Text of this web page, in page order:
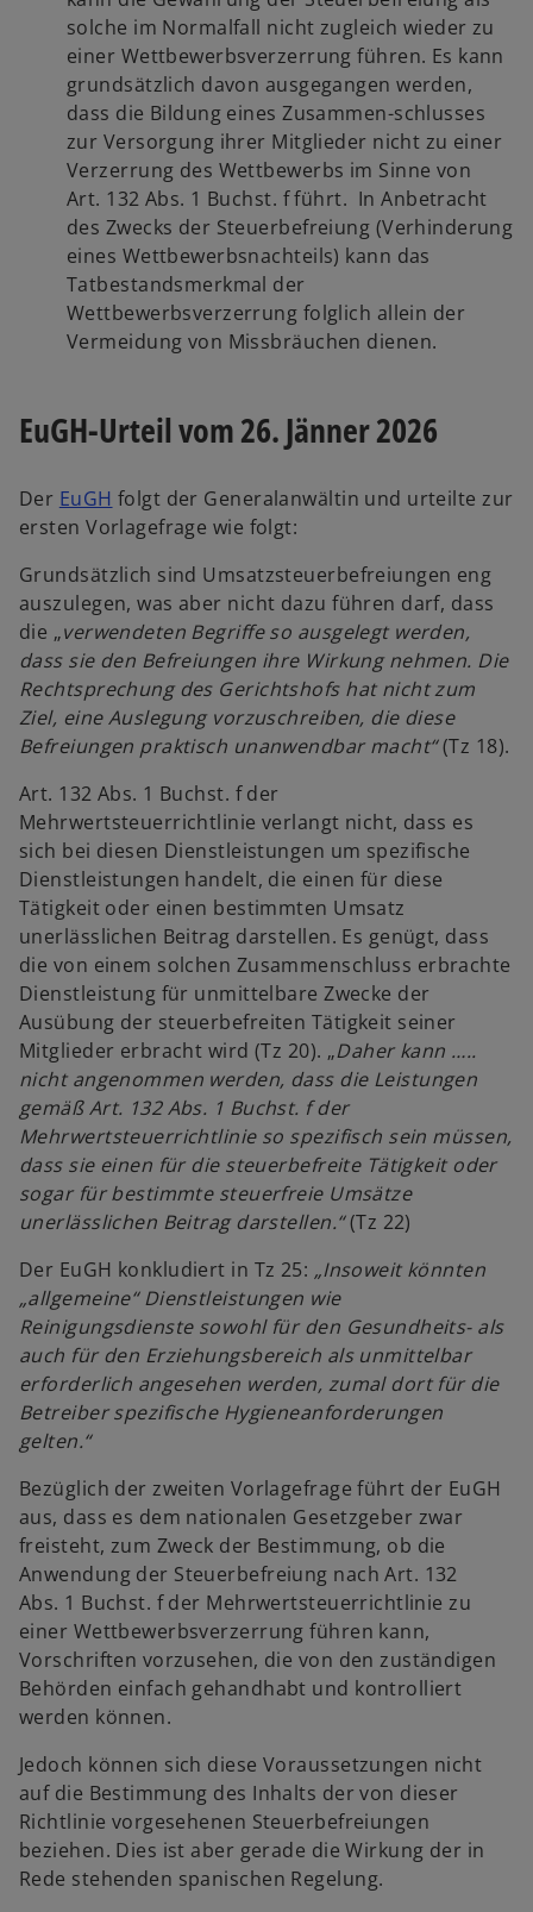
solche im Normalfall nicht zugleich wieder zu
einer Wettbewerbsverzerrung führen. Es kann
grundsätzlich davon ausgegangen werden,
dass die Bildung eines Zusammen-schlusses
zur Versorgung ihrer Mitglieder nicht zu einer
Verzerrung des Wettbewerbs im Sinne von
Art. 132 Abs. 1 Buchst. f führt. In Anbetracht
des Zwecks der Steuerbefreiung (Verhinderung
eines Wettbewerbsnachteils) kann das
Tatbestandsmerkmal der
Wettbewerbsverzerrung folglich allein der
Vermeidung von Missbräuchen dienen.
EuGH-Urteil vom 26. Jänner 2026
Der EuGH w
i
d
i
n
e
i
n
e
r
n
e
u
n
e
i
t
r
k
a
e
g
e
ö
f
e
t
folgt der Generalanwältin und urteilte zur
ersten Vorlagefrage wie folgt:
Grundsätzlich sind Umsatzsteuerbefreiungen eng
auszulegen, was aber nicht dazu führen darf, dass
die „verwendeten Begriffe so ausgelegt werden,
dass sie den Befreiungen ihre Wirkung nehmen. Die
Rechtsprechung des Gerichtshofs hat nicht zum
Ziel, eine Auslegung vorzuschreiben, die diese
Befreiungen praktisch unanwendbar macht“(Tz 18).
Art. 132 Abs. 1 Buchst. f der
Mehrwertsteuerrichtlinie verlangt nicht, dass es
sich bei diesen Dienstleistungen um spezifische
Dienstleistungen handelt, die einen für diese
Tätigkeit oder einen bestimmten Umsatz
unerlässlichen Beitrag darstellen. Es genügt, dass
die von einem solchen Zusammenschluss erbrachte
Dienstleistung für unmittelbare Zwecke der
Ausübung der steuerbefreiten Tätigkeit seiner
Mitglieder erbracht wird (Tz 20). „Daher kann …..
nicht angenommen werden, dass die Leistungen
gemäß Art. 132 Abs. 1 Buchst. f der
Mehrwertsteuerrichtlinie so spezifisch sein müssen,
dass sie einen für die steuerbefreite Tätigkeit oder
sogar für bestimmte steuerfreie Umsätze
unerlässlichen Beitrag darstellen.“(Tz 22)
Der EuGH konkludiert in Tz 25: „Insoweit könnten
„allgemeine“ Dienstleistungen wie
Reinigungsdienste sowohl für den Gesundheits- als
auch für den Erziehungsbereich als unmittelbar
erforderlich angesehen werden, zumal dort für die
Betreiber spezifische Hygieneanforderungen
gelten.“
Bezüglich der zweiten Vorlagefrage führt der EuGH
aus, dass es dem nationalen Gesetzgeber zwar
freisteht, zum Zweck der Bestimmung, ob die
Anwendung der Steuerbefreiung nach Art. 132
Abs. 1 Buchst. f der Mehrwertsteuerrichtlinie zu
einer Wettbewerbsverzerrung führen kann,
Vorschriften vorzusehen, die von den zuständigen
Behörden einfach gehandhabt und kontrolliert
werden können.
Jedoch können sich diese Voraussetzungen nicht
auf die Bestimmung des Inhalts der von dieser
Richtlinie vorgesehenen Steuerbefreiungen
beziehen. Dies ist aber gerade die Wirkung der in
Rede stehenden spanischen Regelung.